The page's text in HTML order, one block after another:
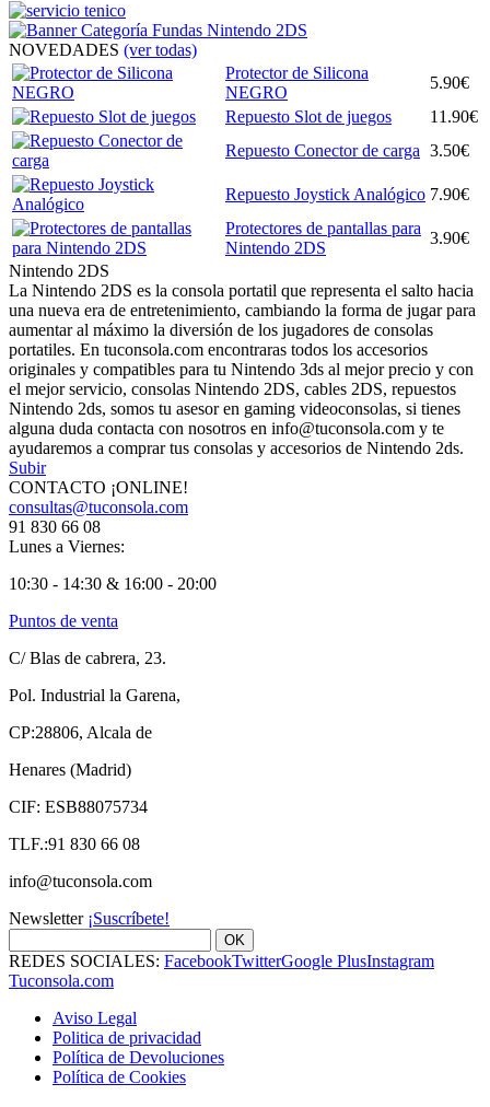
NOVEDADES (ver todas)
Protector de Silicona
NEGRO
5.90€
Repuesto Slot de juegos
11.90€
Repuesto Conector de carga 3.50€
Repuesto Joystick Analógico 7.90€
Protectores de pantallas para
Nintendo 2DS
3.90€
Nintendo 2DS
La Nintendo 2DS es la consola portatil que representa el salto hacia
una nueva era de entretenimiento, cambiando la forma de jugar para
aumentar al máximo la diversión de los jugadores de consolas
portatiles. En tuconsola.com encontraras todos los accesorios
originales y compatibles para tu Nintendo 3ds al mejor precio y con
el mejor servicio, consolas Nintendo 2DS, cables 2DS, repuestos
Nintendo 2ds, somos tu asesor en gaming videoconsolas, si tienes
alguna duda contacta con nosotros en info@tuconsola.com y te
ayudaremos a comprar tus consolas y accesorios de Nintendo 2ds.
Subir
CONTACTO ¡ONLINE!
consultas@tuconsola.com
91 830 66 08
Lunes a Viernes:
10:30 - 14:30 & 16:00 - 20:00
Puntos de venta
C/ Blas de cabrera, 23.
Pol. Industrial la Garena,
CP:28806, Alcala de
Henares (Madrid)
CIF: ESB88075734
TLF.:91 830 66 08
info@tuconsola.com
Newsletter ¡Suscríbete!
OK
REDES SOCIALES: FacebookTwitterGoogle PlusInstagram
Tuconsola.com
Aviso Legal
Politica de privacidad
Política de Devoluciones
Política de Cookies